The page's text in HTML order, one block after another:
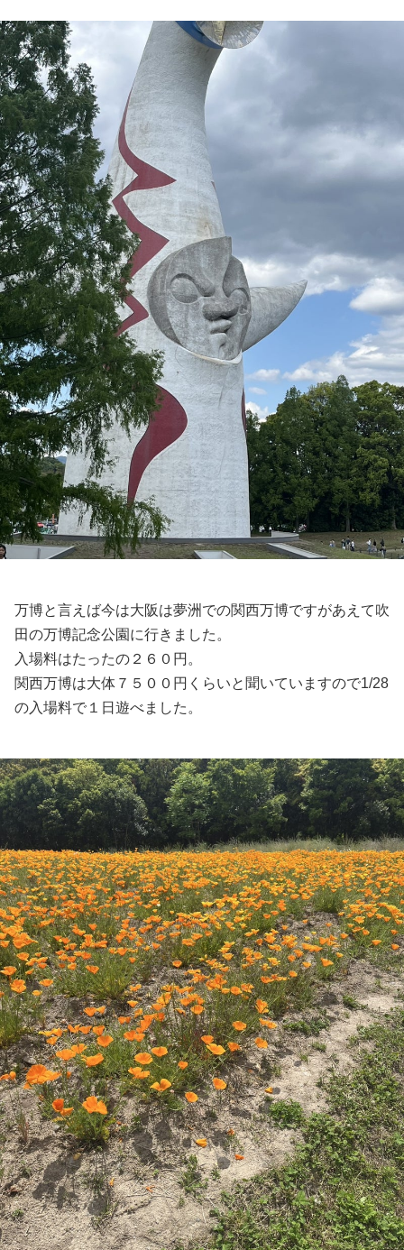
万博と言えば今は大阪は夢洲での関西万博ですがあえて吹
田の万博記念公園に行きました。
入場料はたったの２６０円。
関西万博は大体７５００円くらいと聞いていますので1/28
の入場料で１日遊べました。